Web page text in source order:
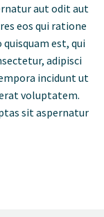
aut odit aut
eos qui ratione
est, qui
adipisci
incidunt ut
voluptatem.
sit aspernatur